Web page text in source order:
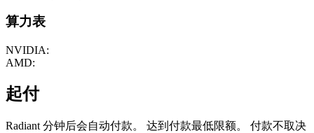
算力表
NVIDIA:
AMD:
起付
Radiant 分钟后会自动付款。 达到付款最低限额。 付款不取决